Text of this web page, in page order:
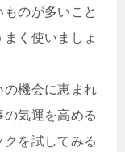
のが多いこと
く使いましょ
の機会に恵まれ
気運を高める
を試してみる